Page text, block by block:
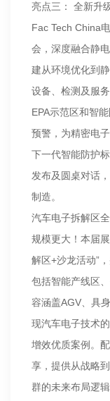
亮点三： 全新升
Fac Tech China
会，深度融合静
建从环境优化到
设备、检测及服
EPA示范区和智
预警，为精密电
下一代智能防护
发布及圆桌对话
制造。
汽车电子拆解区
规模更大！本届
解区+沙龙活动”
包括智能产线区
容涵盖AGV、具
现汽车电子技术
增效优质案例。
享，提供从战略
群的未来布局逻辑